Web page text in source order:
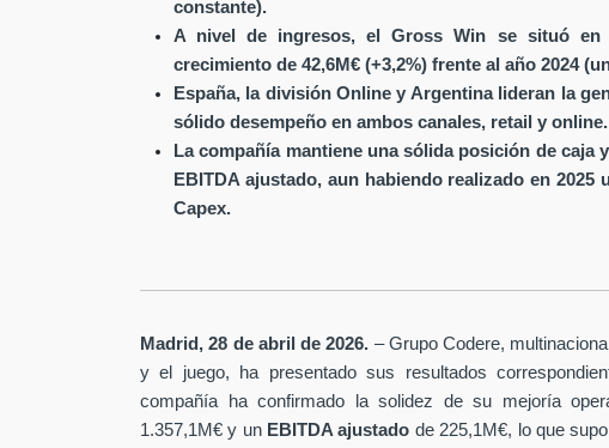
constante).
A nivel de ingresos, el Gross Win se situó en
crecimiento de 42,6M€ (+3,2%) frente al año 2024
España, la división Online y Argentina lideran la
sólido desempeño en ambos canales, retail y online.
La compañía mantiene una sólida posición de caja
EBITDA ajustado, aun habiendo realizado en
Capex.
Madrid, 28 de abril de 2026. – Grupo Codere,
y el juego, ha presentado sus resultados
compañía ha confirmado la solidez de su mejoría
1.357,1M€ y un EBITDA ajustado de 225,1M€, lo que